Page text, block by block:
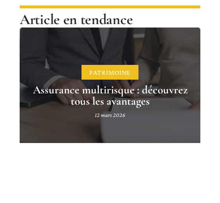
Article en tendance
PATRIMOINE
Assurance multirisque : découvrez
tous les avantages
12 mars 2026